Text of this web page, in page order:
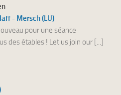
- Mersch (LU)
pour une séance
des étables ! Let us join our [...]